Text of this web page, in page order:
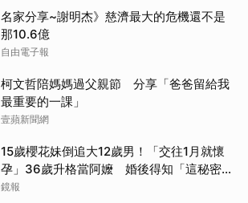
名家分享~謝明杰》慈濟最大的危機還不是
那10.6億
自由電子報
柯文哲陪媽媽過父親節 分享「爸爸留給我
最重要的一課」
壹蘋新聞網
15歲櫻花妹倒追大12歲男！「交往1月就懷
孕」36歲升格當阿嬤 婚後得知「這秘密」
傻眼了
鏡報